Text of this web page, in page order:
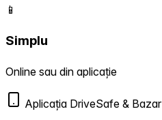
📱
Simplu
Online sau din aplicație
Aplicația DriveSafe & Bazar